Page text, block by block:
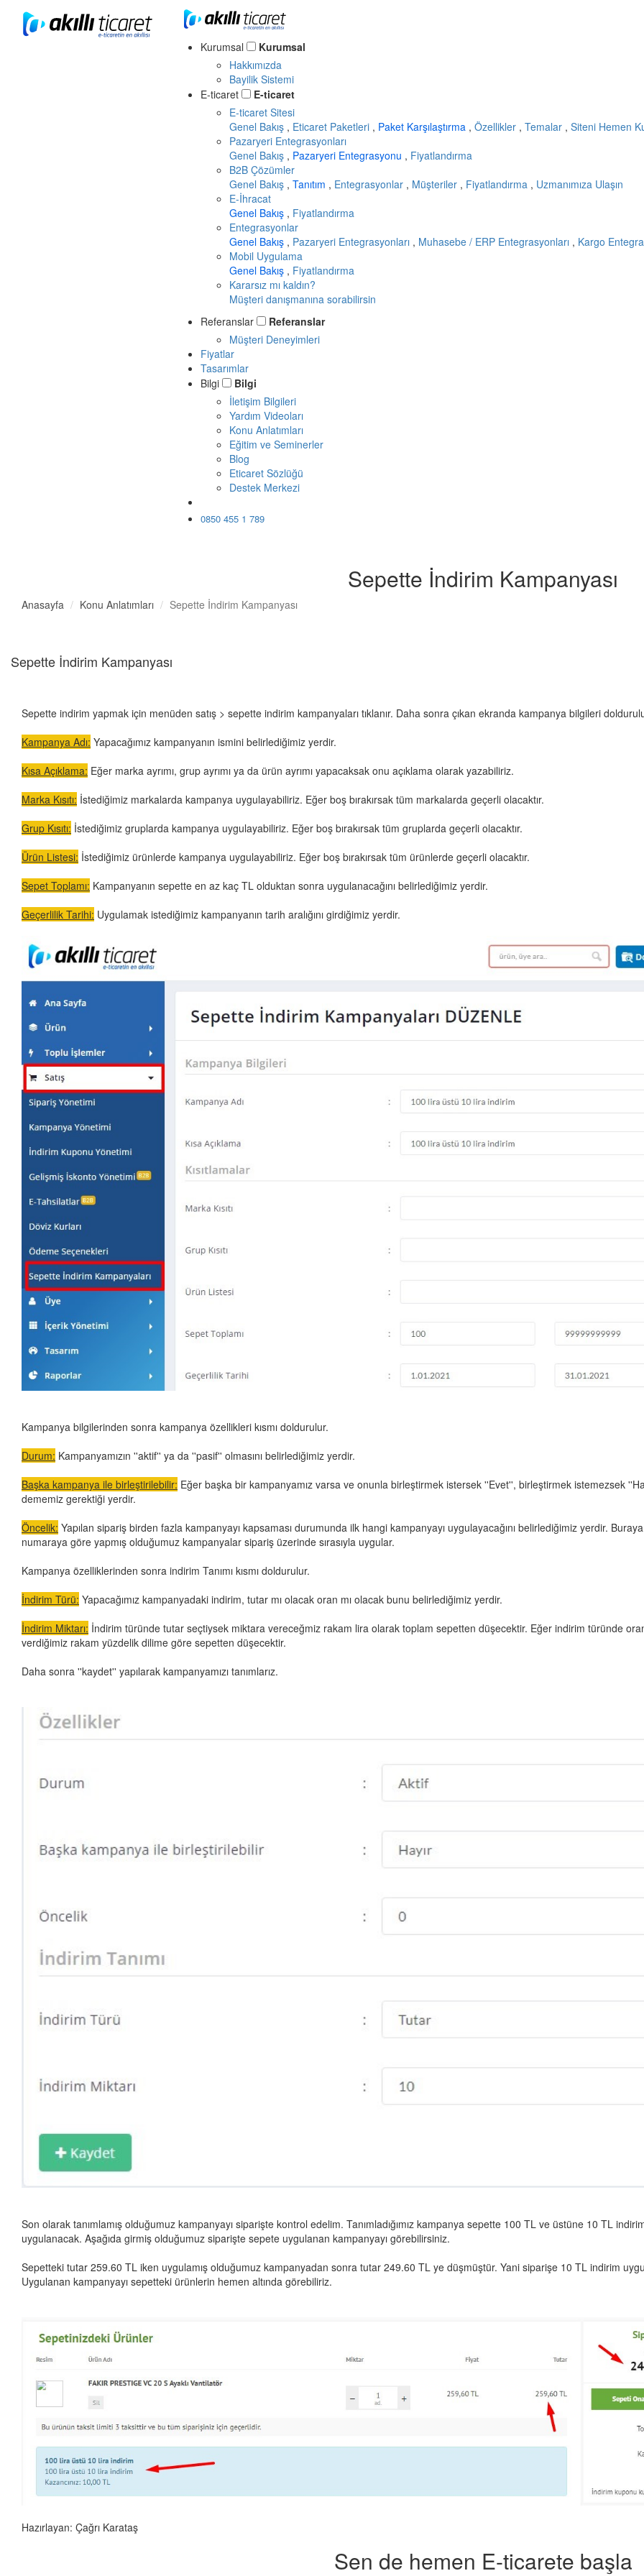
Kurumsal
Kurumsal
Hakkımızda
Bayilik Sistemi
E-ticaret
E-ticaret
E-ticaret Sitesi
Genel Bakış , Eticaret Paketleri , Paket Karşılaştırma , Özellikler , Temalar , Siteni Hemen
Pazaryeri Entegrasyonları
Genel Bakış , Pazaryeri Entegrasyonu , Fiyatlandırma
B2B Çözümler
Genel Bakış , Tanıtım , Entegrasyonlar , Müşteriler , Fiyatlandırma , Uzmanımıza Ulaşın
E-İhracat
Genel Bakış , Fiyatlandırma
Entegrasyonlar
Genel Bakış , Pazaryeri Entegrasyonları , Muhasebe / ERP Entegrasyonları , Kargo
Mobil Uygulama
Genel Bakış , Fiyatlandırma
Kararsız mı kaldın?
Müşteri danışmanına sorabilirsin
Referanslar
Referanslar
Müşteri Deneyimleri
Fiyatlar
Tasarımlar
Bilgi
Bilgi
İletişim Bilgileri
Yardım Videoları
Konu Anlatımları
Eğitim ve Seminerler
Blog
Eticaret Sözlüğü
Destek Merkezi
0850 455 1 789
Sepette İndirim Kampanyası
Anasayfa Konu Anlatımları Sepette İndirim Kampanyası
Sepette İndirim Kampanyası
Sepette indirim yapmak için menüden satış > sepette indirim kampanyaları tıklanır. Daha sonra çıkan ekranda kampanya bilgileri
Kampanya Adı: Yapacağımız kampanyanın ismini belirlediğimiz yerdir.
Kısa Açıklama: Eğer marka ayrımı, grup ayrımı ya da ürün ayrımı yapacaksak onu açıklama olarak yazabiliriz.
Marka Kısıtı: İstediğimiz markalarda kampanya uygulayabiliriz. Eğer boş bırakırsak tüm markalarda geçerli olacaktır.
Grup Kısıtı: İstediğimiz gruplarda kampanya uygulayabiliriz. Eğer boş bırakırsak tüm gruplarda geçerli olacaktır.
Ürün Listesi: İstediğimiz ürünlerde kampanya uygulayabiliriz. Eğer boş bırakırsak tüm ürünlerde geçerli olacaktır.
Sepet Toplamı: Kampanyanın sepette en az kaç TL olduktan sonra uygulanacağını belirlediğimiz yerdir.
Geçerlilik Tarihi: Uygulamak istediğimiz kampanyanın tarih aralığını girdiğimiz yerdir.
Kampanya bilgilerinden sonra kampanya özellikleri kısmı doldurulur.
Durum: Kampanyamızın ''aktif'' ya da ''pasif'' olmasını belirlediğimiz yerdir.
Başka kampanya ile birleştirilebilir: Eğer başka bir kampanyamız varsa ve onunla birleştirmek istersek ''Evet'', birleştirmek istemezsek
dememiz gerektiği yerdir.
Öncelik: Yapılan sipariş birden fazla kampanyayı kapsaması durumunda ilk hangi kampanyayı uygulayacağını belirlediğimiz yerdir.
numaraya göre yapmış olduğumuz kampanyalar sipariş üzerinde sırasıyla uygular.
Kampanya özelliklerinden sonra indirim Tanımı kısmı doldurulur.
İndirim Türü: Yapacağımız kampanyadaki indirim, tutar mı olacak oran mı olacak bunu belirlediğimiz yerdir.
İndirim Miktarı: İndirim türünde tutar seçtiysek miktara vereceğmiz rakam lira olarak toplam sepetten düşecektir. Eğer indirim türünde
verdiğimiz rakam yüzdelik dilime göre sepetten düşecektir.
Daha sonra ''kaydet'' yapılarak kampanyamızı tanımlarız.
Son olarak tanımlamış olduğumuz kampanyayı siparişte kontrol edelim. Tanımladığımız kampanya sepette 100 TL ve üstüne 10 TL
uygulanacak. Aşağıda girmiş olduğumuz siparişte sepete uygulanan kampanyayı görebilirsiniz.
Sepetteki tutar 259.60 TL iken uygulamış olduğumuz kampanyadan sonra tutar 249.60 TL ye düşmüştür. Yani siparişe 10 TL indirim
Uygulanan kampanyayı sepetteki ürünlerin hemen altında görebiliriz.
Hazırlayan: Çağrı Karataş
Sen de hemen E-ticarete başla